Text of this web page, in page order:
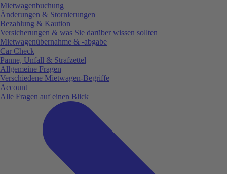
Mietwagenbuchung
Änderungen & Stornierungen
Bezahlung & Kaution
Versicherungen & was Sie darüber wissen sollten
Mietwagenübernahme & -abgabe
Car Check
Panne, Unfall & Strafzettel
Allgemeine Fragen
Verschiedene Mietwagen-Begriffe
Account
Alle Fragen auf einen Blick